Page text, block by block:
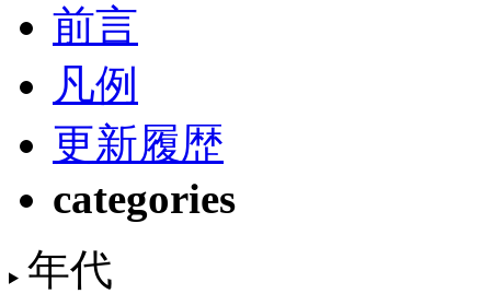
前言
凡例
更新履歴
categories
年代